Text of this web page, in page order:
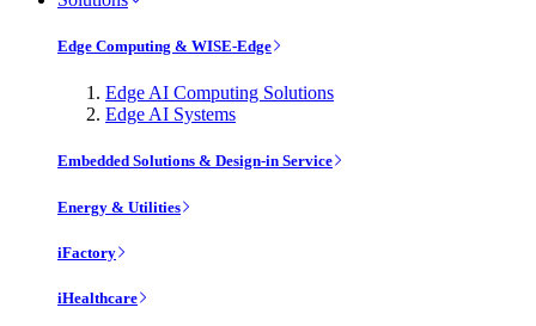
Edge Computing & WISE-Edge
Edge AI Computing Solutions
Edge AI Systems
Embedded Solutions & Design-in Service
Energy & Utilities
iFactory
iHealthcare